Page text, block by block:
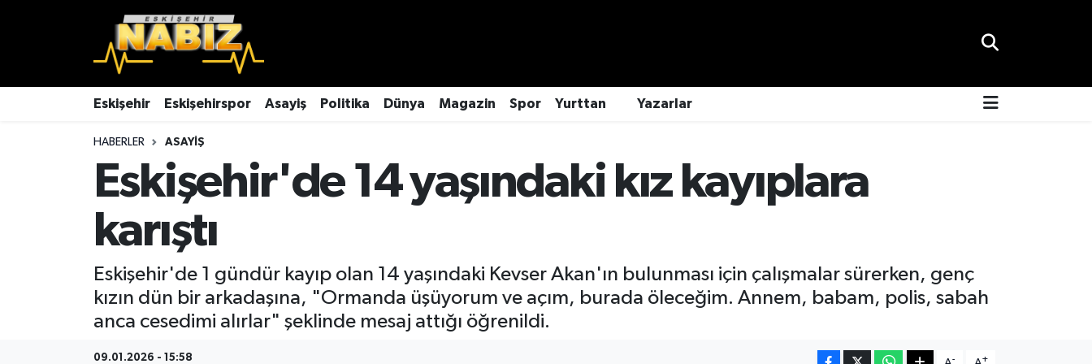
Eskişehir Eskişehirspor Asayiş Politika Dünya Magazin Spor Yurttan Yazarlar
HABERLER ASAYIŞ
Eskişehir'de 14 yaşındaki kız kayıplara
karıştı
Eskişehir'de 1 gündür kayıp olan 14 yaşındaki Kevser Akan'ın bulunması için çalışmalar sürerken, genç
kızın dün bir arkadaşına, "Ormanda üşüyorum ve açım, burada öleceğim. Annem, babam, polis, sabah
anca cesedimi alırlar" şeklinde mesaj attığı öğrenildi.
09.01.2026 - 15:58 - +
Eskişehir
Eskişehir Hava Durumu
Eskişehir Trafik Yoğunluk Haritası
TFF 3.Lig 4.Grup Puan Durumu ve Fikstür
Tüm Manşetler
Son Dakika Haberleri
Haber Arşivi